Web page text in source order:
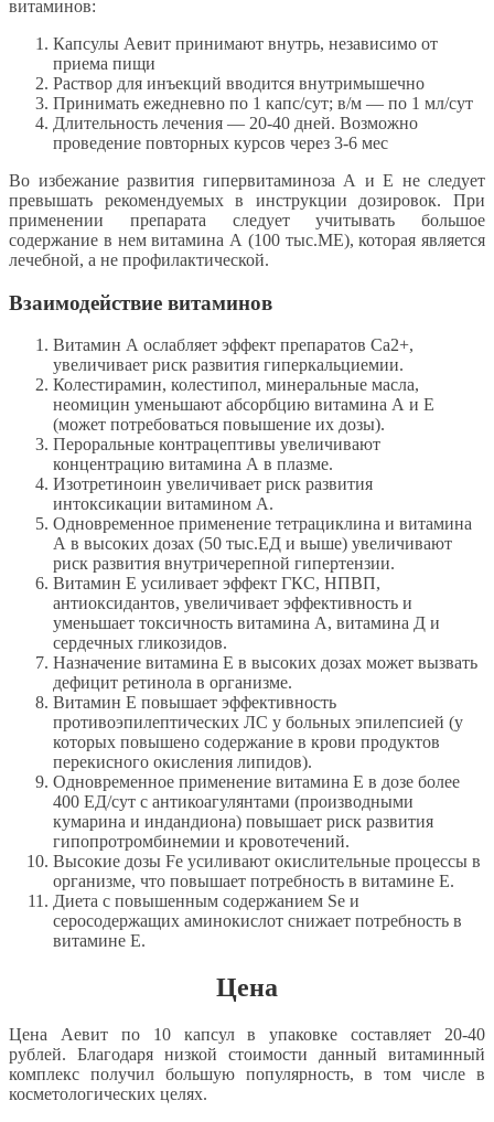
витаминов:
Капсулы Аевит принимают внутрь, независимо от
приема пищи
Раствор для инъекций вводится внутримышечно
Принимать ежедневно по 1 капс/сут; в/м — по 1 мл/сут
Длительность лечения — 20-40 дней. Возможно
проведение повторных курсов через 3-6 мес
Во избежание развития гипервитаминоза А и Е не следует
превышать рекомендуемых в инструкции дозировок. При
применении препарата следует учитывать большое
содержание в нем витамина А (100 тыс.МЕ), которая является
лечебной, а не профилактической.
Взаимодействие витаминов
Витамин А ослабляет эффект препаратов Ca2+,
увеличивает риск развития гиперкальциемии.
Колестирамин, колестипол, минеральные масла,
неомицин уменьшают абсорбцию витамина А и Е
(может потребоваться повышение их дозы).
Пероральные контрацептивы увеличивают
концентрацию витамина А в плазме.
Изотретиноин увеличивает риск развития
интоксикации витамином А.
Одновременное применение тетрациклина и витамина
А в высоких дозах (50 тыс.ЕД и выше) увеличивают
риск развития внутричерепной гипертензии.
Витамин Е усиливает эффект ГКС, НПВП,
антиоксидантов, увеличивает эффективность и
уменьшает токсичность витамина А, витамина Д и
сердечных гликозидов.
Назначение витамина Е в высоких дозах может вызвать
дефицит ретинола в организме.
Витамин Е повышает эффективность
противоэпилептических ЛС у больных эпилепсией (у
которых повышено содержание в крови продуктов
перекисного окисления липидов).
Одновременное применение витамина Е в дозе более
400 ЕД/сут с антикоагулянтами (производными
кумарина и индандиона) повышает риск развития
гипопротромбинемии и кровотечений.
Высокие дозы Fe усиливают окислительные процессы в
организме, что повышает потребность в витамине Е.
Диета с повышенным содержанием Se и
серосодержащих аминокислот снижает потребность в
витамине Е.
Цена
Цена Аевит по 10 капсул в упаковке составляет 20-40
рублей. Благодаря низкой стоимости данный витаминный
комплекс получил большую популярность, в том числе в
косметологических целях.